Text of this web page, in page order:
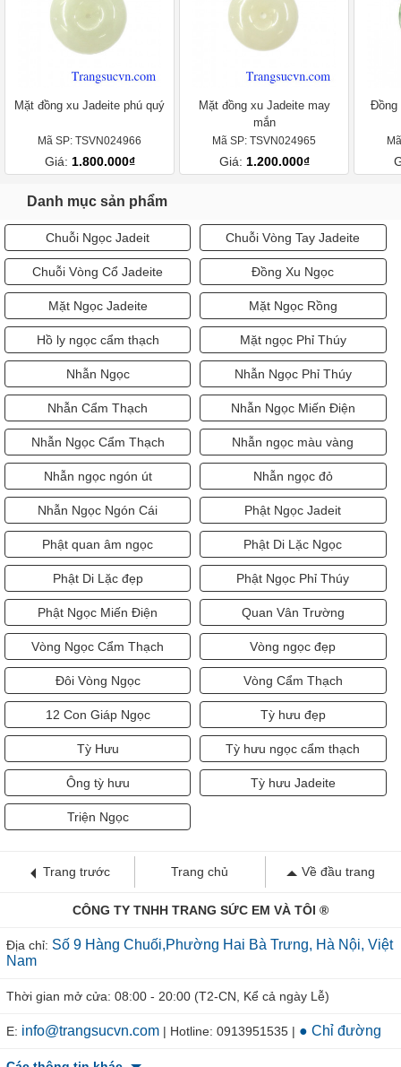
Mặt đồng xu Jadeite phú quý
Mã SP: TSVN024966
Giá: 1.800.000₫
Mặt đồng xu Jadeite may
mắn
Mã SP: TSVN024965
Giá: 1.200.000₫
Đồng
Danh mục sản phẩm
Chuỗi Ngọc Jadeit Chuỗi Vòng Tay Jadeite
Chuỗi Vòng Cổ Jadeite Đồng Xu Ngọc
Mặt Ngọc Jadeite Mặt Ngọc Rồng
Hồ ly ngọc cẩm thạch Mặt ngọc Phỉ Thúy
Nhẫn Ngọc Nhẫn Ngọc Phỉ Thúy
Nhẫn Cẩm Thạch Nhẫn Ngọc Miến Điện
Nhẫn Ngọc Cẩm Thạch Nhẫn ngọc màu vàng
Nhẫn ngọc ngón út Nhẫn ngọc đỏ
Nhẫn Ngọc Ngón Cái Phật Ngọc Jadeit
Phật quan âm ngọc Phật Di Lặc Ngọc
Phật Di Lặc đẹp Phật Ngọc Phỉ Thúy
Phật Ngọc Miến Điện Quan Vân Trường
Vòng Ngọc Cẩm Thạch Vòng ngọc đẹp
Đôi Vòng Ngọc Vòng Cẩm Thạch
12 Con Giáp Ngọc Tỳ hưu đẹp
Tỳ Hưu Tỳ hưu ngọc cẩm thạch
Ông tỳ hưu Tỳ hưu Jadeite
Triện Ngọc
Trang trước Trang chủ Về đầu trang
CÔNG TY TNHH TRANG SỨC EM VÀ TÔI ®
Địa chỉ: Số 9 Hàng Chuối,Phường Hai Bà Trưng, Hà Nội, Việt
Nam
Thời gian mở cửa: 08:00 - 20:00 (T2-CN, Kể cả ngày Lễ)
E: info@trangsucvn.com | Hotline: 0913951535 | ● Chỉ đường